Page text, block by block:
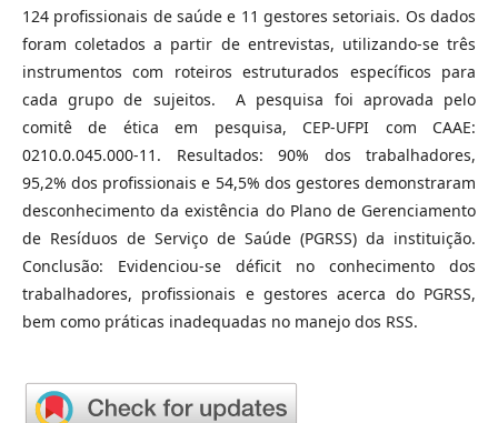
124 profissionais de saúde e 11 gestores setoriais. Os dados
foram coletados a partir de entrevistas, utilizando-se três
instrumentos com roteiros estruturados específicos para
cada grupo de sujeitos. A pesquisa foi aprovada pelo
comitê de ética em pesquisa, CEP-UFPI com CAAE:
0210.0.045.000-11. Resultados: 90% dos trabalhadores,
95,2% dos profissionais e 54,5% dos gestores demonstraram
desconhecimento da existência do Plano de Gerenciamento
de Resíduos de Serviço de Saúde (PGRSS) da instituição.
Conclusão: Evidenciou-se déficit no conhecimento dos
trabalhadores, profissionais e gestores acerca do PGRSS,
bem como práticas inadequadas no manejo dos RSS.